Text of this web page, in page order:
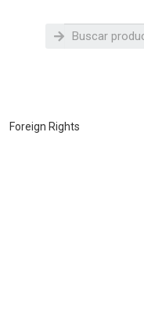
Foreign Rights